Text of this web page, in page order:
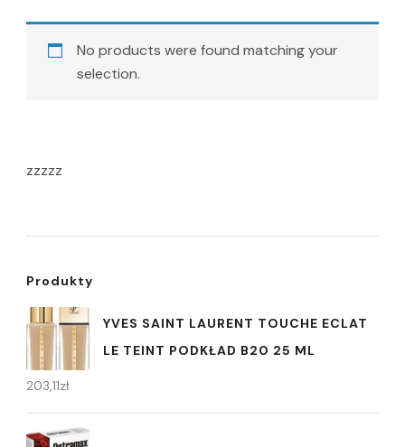
No products were found matching your
selection.
zzzzz
Produkty
YVES SAINT LAURENT TOUCHE ECLAT
LE TEINT PODKŁAD B20 25 ML
203,11zł